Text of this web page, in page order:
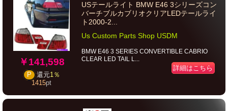
￥141,598
P 還元1％
1415pt
USテールライト BMW E46 3シリーズコン
バーチブルカブリオクリアLEDテールライ
ト2000-2...
Us Custom Parts Shop USDM
BMW E46 3 SERIES CONVERTIBLE CABRIO
CLEAR LED TAIL L...
詳細はこちら